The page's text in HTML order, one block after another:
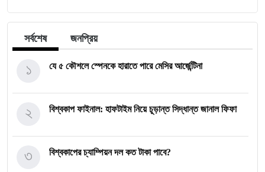
সর্বশেষ জনপ্রিয়
যে ৫ কৌশলে স্পেনকে হারাতে পারে মেসির আর্জেন্টিনা
১
বিশ্বকাপ ফাইনাল: হাফটাইম নিয়ে চূড়ান্ত সিদ্ধান্ত জানাল ফিফা
২
বিশ্বকাপের চ্যাম্পিয়ন দল কত টাকা পাবে?
৩